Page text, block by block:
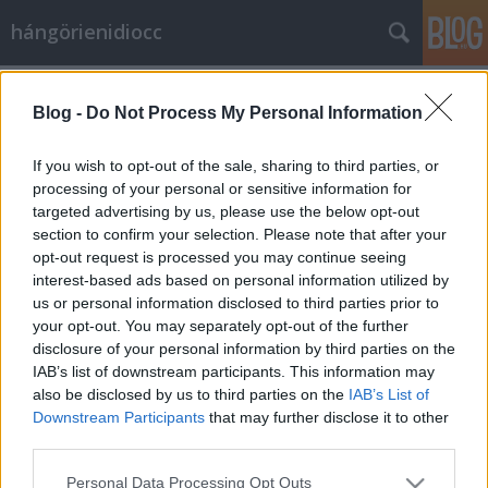
Blog - Do Not Process My Personal Information
If you wish to opt-out of the sale, sharing to third parties, or
processing of your personal or sensitive information for
targeted advertising by us, please use the below opt-out
section to confirm your selection. Please note that after your
opt-out request is processed you may continue seeing
interest-based ads based on personal information utilized by
us or personal information disclosed to third parties prior to
your opt-out. You may separately opt-out of the further
disclosure of your personal information by third parties on the
IAB’s list of downstream participants. This information may
also be disclosed by us to third parties on the IAB’s List of
Downstream Participants that may further disclose it to other
Please note that this website/app uses one or more Google
Personal Data Processing Opt Outs
hángörienidiocc
Mintakövetés
Amikor elolvastam ezt a hírt, először csak tátogtam,
mint tegnap Pély Barna a Vörösmarty téren. Nem
azon akadtam ki igazából, hogy Dávid már
látatlanban leszavazza a jövő évi költségvetést, mert
azt már most lehet tudni, hogy az nem az a
költségvetés lesz, amire ennek az…
A kultúra útjai
Vérszegény éjszakai dúvad•2008. május 12.